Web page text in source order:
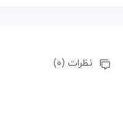
نظرات (۰)